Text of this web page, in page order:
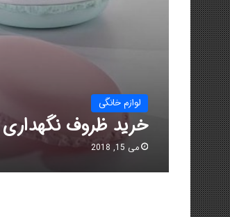
لوازم خانگی
خرید ظروف نگهداری
می 15, 2018